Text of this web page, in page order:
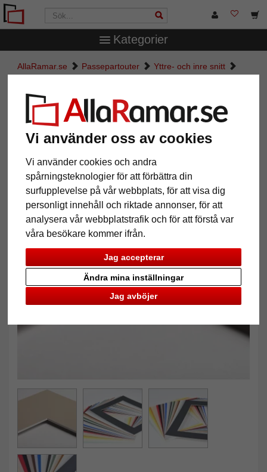
Vi använder oss av cookies
Vi använder cookies och andra
spårningsteknologier för att förbättra din
surfupplevelse på vår webbplats, för att visa dig
personligt innehåll och riktade annonser, för att
analysera vår webbplatstrafik och för att förstå var
våra besökare kommer ifrån.
Jag accepterar
Jag avböjer
Ändra mina inställningar
Kategorier
AllaRamar.se Passepartouter
Yttre- och inre snitt
Måttbeställd passepartout
Pictures Preview
Tillbaka